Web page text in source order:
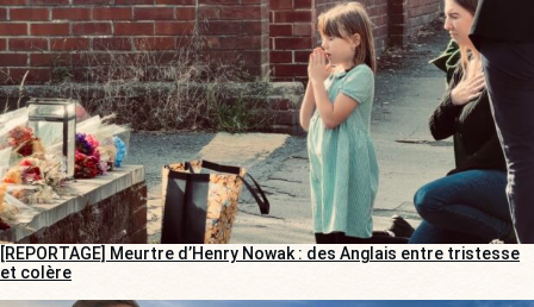
[REPORTAGE] Meurtre d’Henry Nowak : des Anglais entre tristesse
et colère